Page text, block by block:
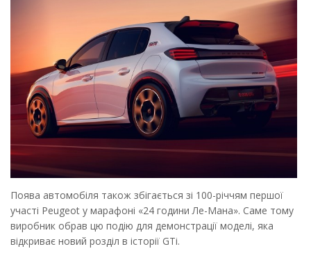
Поява автомобіля також збігається зі 100-річчям першої
участі Peugeot у марафоні «24 години Ле-Мана». Саме тому
виробник обрав цю подію для демонстрації моделі, яка
відкриває новий розділ в історії GTi.